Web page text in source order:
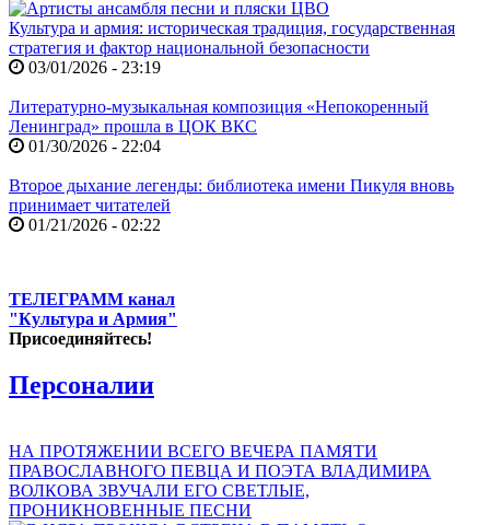
Культура и армия: историческая традиция, государственная
стратегия и фактор национальной безопасности
03/01/2026 - 23:19
Литературно-музыкальная композиция «Непокоренный
Ленинград» прошла в ЦОК ВКС
01/30/2026 - 22:04
Второе дыхание легенды: библиотека имени Пикуля вновь
принимает читателей
01/21/2026 - 02:22
ТЕЛЕГРАММ канал
"Культура и Армия"
Присоединяйтесь!
Персоналии
НА ПРОТЯЖЕНИИ ВСЕГО ВЕЧЕРА ПАМЯТИ
ПРАВОСЛАВНОГО ПЕВЦА И ПОЭТА ВЛАДИМИРА
ВОЛКОВА ЗВУЧАЛИ ЕГО СВЕТЛЫЕ,
ПРОНИКНОВЕННЫЕ ПЕСНИ